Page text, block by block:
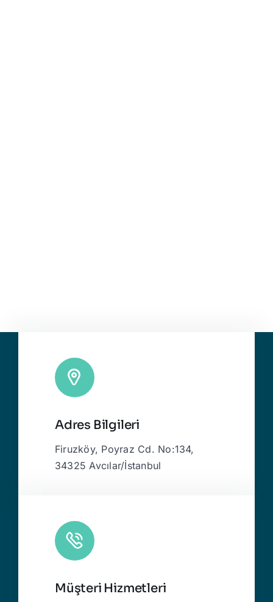
Adres Bilgileri
Firuzköy, Poyraz Cd. No:134,
34325 Avcılar/İstanbul
Müşteri Hizmetleri